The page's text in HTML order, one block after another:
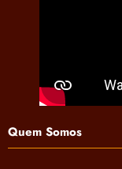
Quem Somos